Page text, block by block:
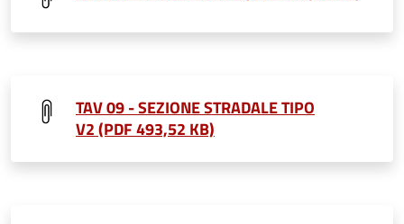
TAV 09 - SEZIONE STRADALE TIPO
V2 (PDF 493,52 KB)